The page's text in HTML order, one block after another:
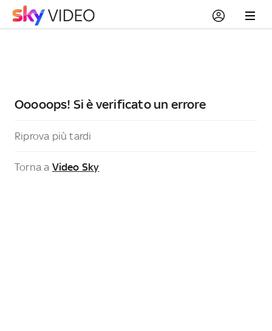
Ooooops! Si è verificato un errore
Riprova più tardi
Torna a Video Sky